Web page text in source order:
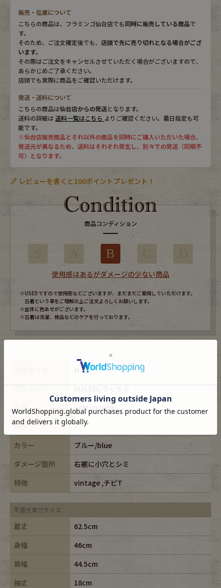
Accessory
Belt antique goods
Keyring
販売・在庫について
こちらの商品は、フラミンゴ仙台店でも同時に販売している商品で
す。
そのため、ご注文確定後でも、 店頭で先に売り切れとなる場合がござ
います。
その際はご注文をキャンセルさせていただく場合がございますので、
あらかじめご了承ください。
店頭でも実際に商品をご確認いただけます。
発送・送料について
こちらの商品は仙台店からの発送となります。
送料の詳細は 送料一覧はこちら よりご確認ください。着日指定も可
能です。
※仙台店販売商品とそれ以外の商品を同時にご購入いただいた場合、
発送元が異なるため、送料はそれぞれ発生し、別々での発送（同梱不
可）となります。
レビューを書くと100ポイントプレゼント！
商品コンディション
B
使用感はあるがダメージの少ない商品
※USEDですので使用感などございますが、まだまだご愛用していただけます。
古着という事をご理解の上ご注文よろしくお願いします。
※全体に色あせがございます。
※古着は洗濯、検品などのケアを行っております。
ブランド
RUSSEL/ラッセル
素材
cotton100%
年代
-
カラー
ブルー/blue
ダメージ箇所
右裾に小穴とシミ
特徴
vintage ,チビT
平置き実寸サイズ
着丈
62.5cm
身幅
46cm
肩幅
44.5cm
袖丈
18cm